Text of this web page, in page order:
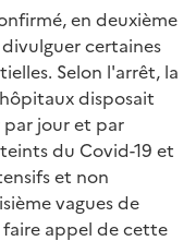
en deuxième
certaines
Selon l'arrêt, la
disposait
par jour et par
du Covid-19 et
et non
vagues de
appel de cette